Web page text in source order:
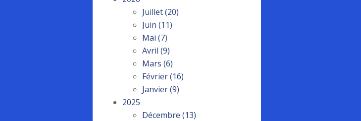
Juillet(20)
Juin (11)
Mai (7)
Avril (9)
Mars (6)
Février(16)
Janvier(9)
2025
Décembre (13)